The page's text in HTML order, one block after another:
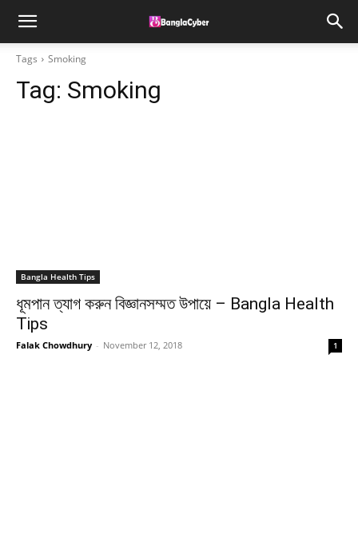
Tags Smoking
Tag: Smoking
Bangla Health Tips
ধূমপান ত্যাগ করুন বিজ্ঞানসম্মত উপায়ে – Bangla Health
Tips
Falak Chowdhury - November 12, 2018 1